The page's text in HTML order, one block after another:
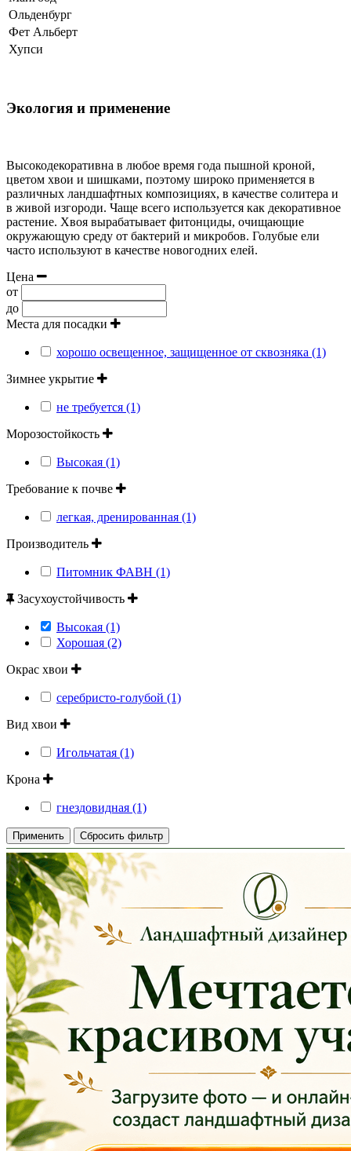
Ольденбург
Фет Альберт
Хупси
Экология и применение
Высокодекоративна в любое время года пышной кроной,
цветом хвои и шишками, поэтому широко применяется в
различных ландшафтных композициях, в качестве солитера и
в живой изгороди. Чаще всего используется как декоративное
растение. Хвоя вырабатывает фитонциды, очищающие
окружающую среду от бактерий и микробов. Голубые ели
часто используют в качестве новогодних елей.
Цена
от
до
Места для посадки
хорошо освещенное, защищенное от сквозняка (1)
Зимнее укрытие
не требуется (1)
Морозостойкость
Высокая (1)
Требование к почве
легкая, дренированная (1)
Производитель
Питомник ФАВН (1)
Засухоустойчивость
Высокая (1)
Хорошая (2)
Окрас хвои
серебристо-голубой (1)
Вид хвои
Игольчатая (1)
Крона
гнездовидная (1)
Применить Сбросить фильтр